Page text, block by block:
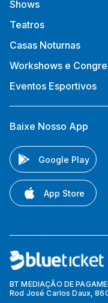
Shows
Teatros
Casas Noturnas
Workshows e
Eventos Esportivos
Baixe Nosso App
Google Play
App Store
BT MEDIAÇÃO DE
Rod José Carlos Daux,